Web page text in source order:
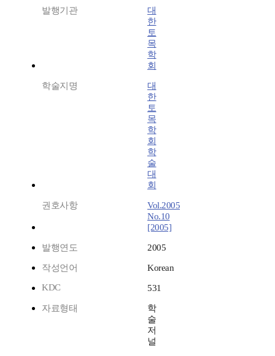
발행기관
대
한
토
목
학
회
학술지명
대
한
토
목
학
회
학
술
대
회
권호사항
Vol.2005
No.10
[2005]
발행연도 2005
작성언어
Korean
KDC
531
자료형태
학
술
저
널